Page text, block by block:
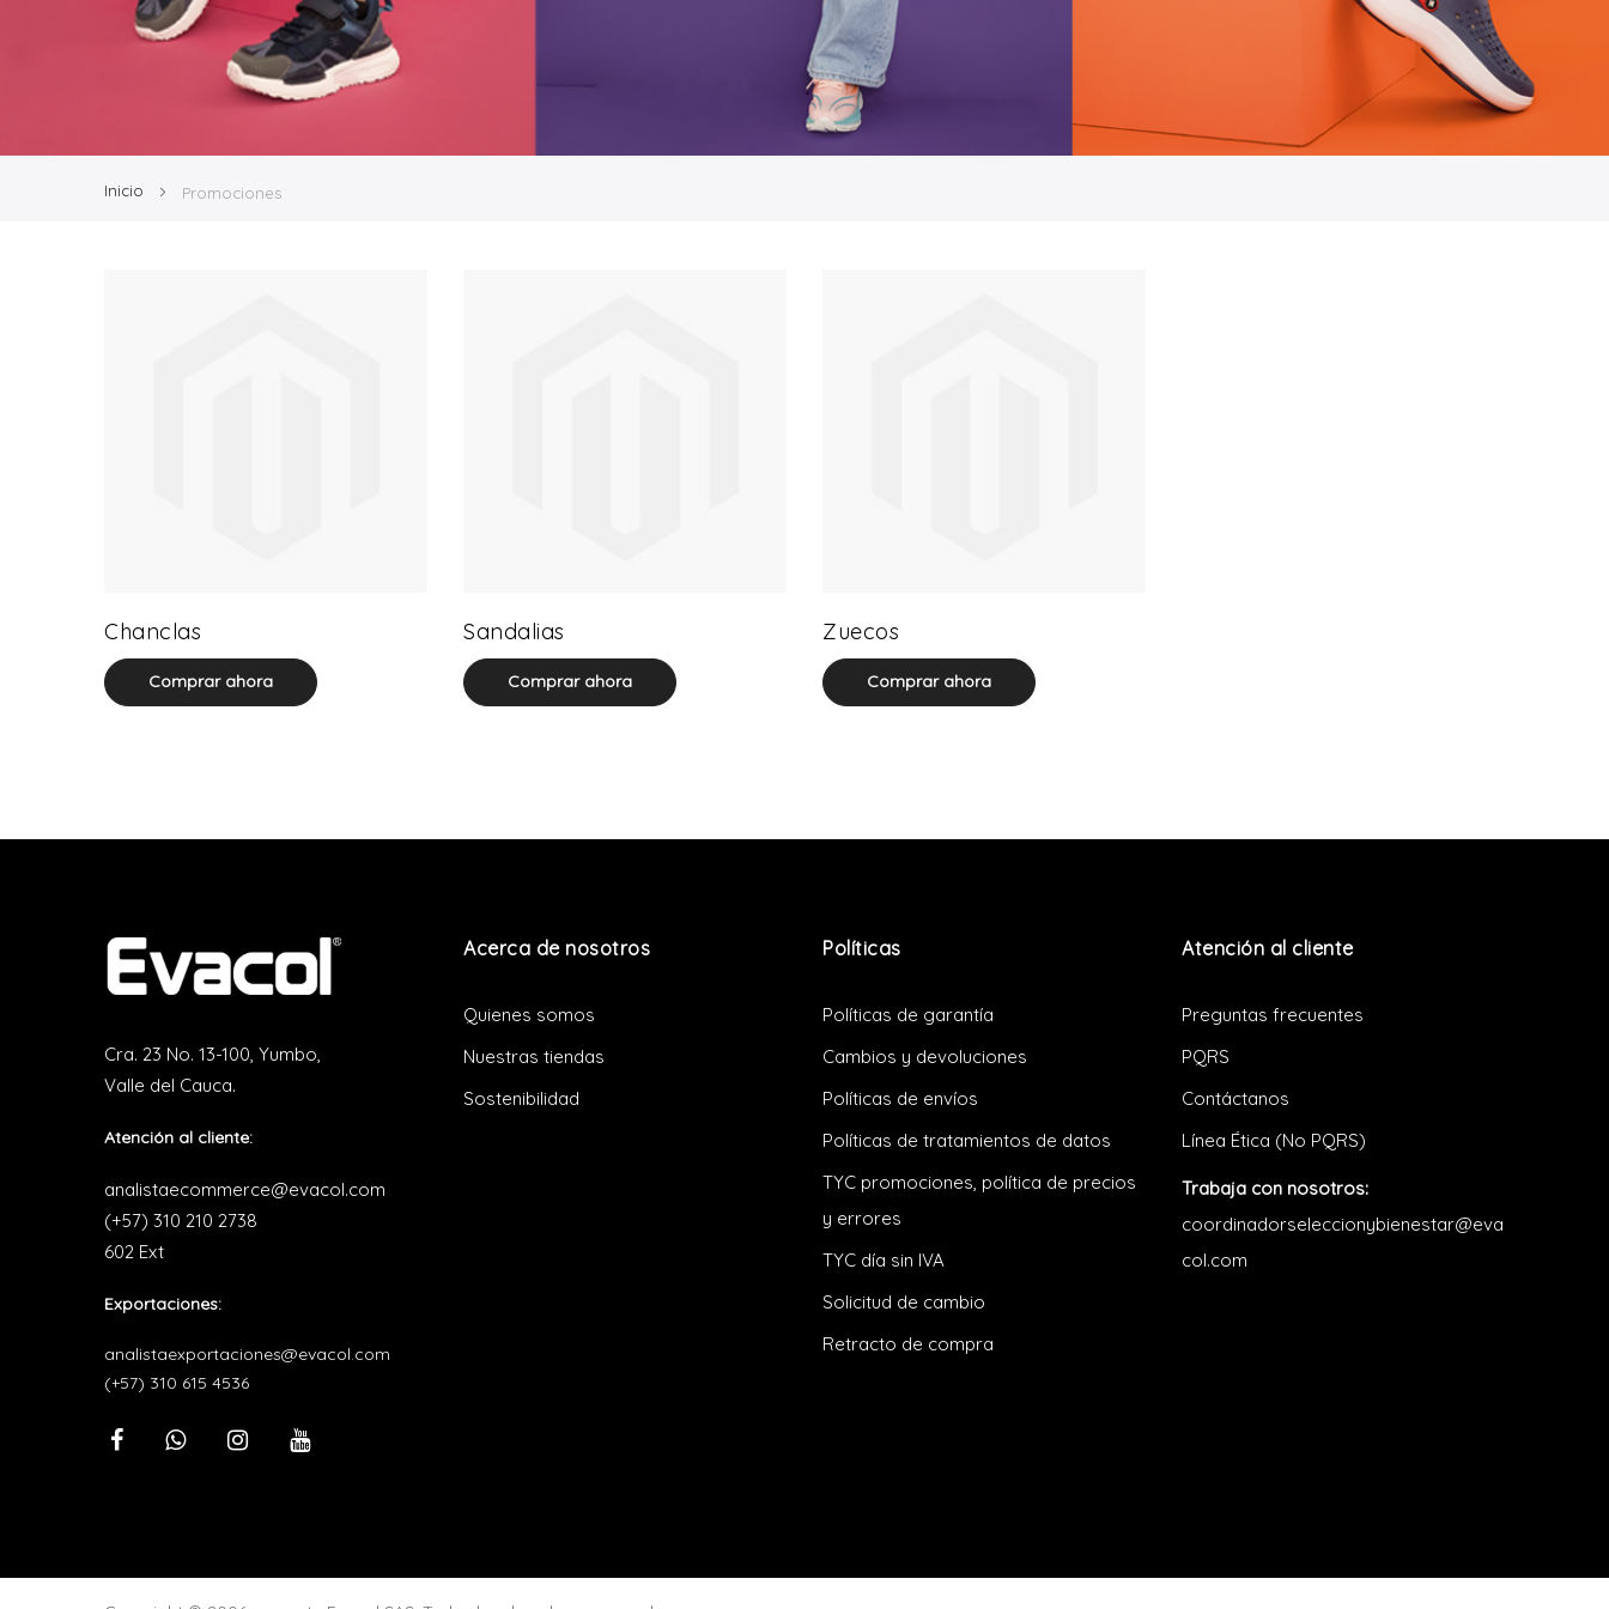
Inicio Promociones
Chanclas
Comprar ahora
Sandalias
Comprar ahora
Zuecos
Comprar ahora
Cra. 23 No. 13-100, Yumbo,
Valle del Cauca.
Atención al cliente:
analistaecommerce@evacol.com
(+57) 310 210 2738
602 Ext
Exportaciones:
analistaexportaciones@evacol.com
(+57) 310 615 4536
Acerca de nosotros
Quienes somos
Nuestras tiendas
Sostenibilidad
Políticas
Políticas de garantía
Cambios y devoluciones
Políticas de envíos
Políticas de tratamientos de datos
TYC promociones, política de precios
y errores
TYC día sin IVA
Solicitud de cambio
Retracto de compra
Atención al cliente
Preguntas frecuentes
PQRS
Contáctanos
Línea Ética (No PQRS)
Trabaja con nosotros:
coordinadorseleccionybienestar@eva
col.com